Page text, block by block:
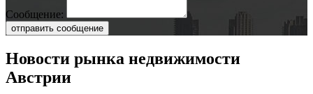
Сообщение:
отправить сообщение
Новости рынка недвижимости
Австрии